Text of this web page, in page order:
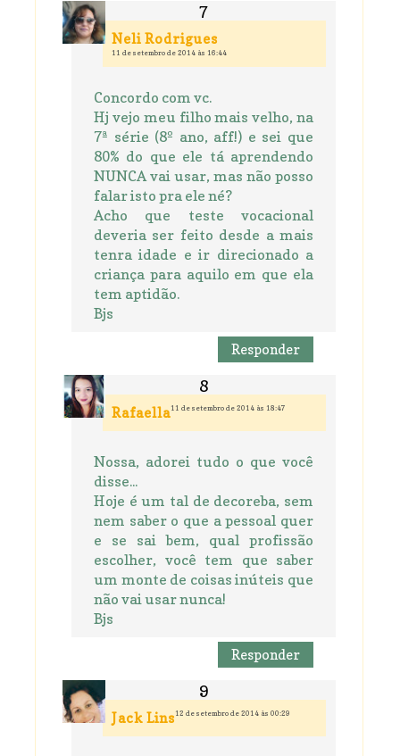
Neli Rodrigues
11 de setembro de 2014 às 16:44
Concordo com vc.
Hj vejo meu filho mais velho, na
7ª série (8º ano, aff!) e sei que
80% do que ele tá aprendendo
NUNCA vai usar, mas não posso
falar isto pra ele né?
Acho que teste vocacional
deveria ser feito desde a mais
tenra idade e ir direcionado a
criança para aquilo em que ela
tem aptidão.
Bjs
Responder
Rafaella11 de setembro de 2014 às 18:47
Nossa, adorei tudo o que você
disse...
Hoje é um tal de decoreba, sem
nem saber o que a pessoal quer
e se sai bem, qual profissão
escolher, você tem que saber
um monte de coisas inúteis que
não vai usar nunca!
Bjs
Responder
Jack Lins 12 de setembro de 2014 às 00:29